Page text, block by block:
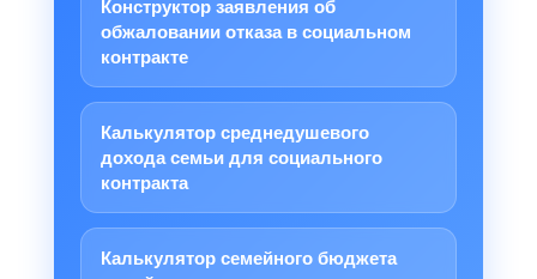
Конструктор заявления об
обжаловании отказа в социальном
контракте
Калькулятор среднедушевого
дохода семьи для социального
контракта
Калькулятор семейного бюджета